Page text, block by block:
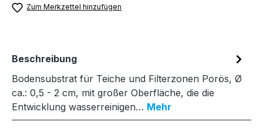
Zum Merkzettel hinzufügen
Beschreibung
Bodensubstrat für Teiche und Filterzonen Porös, Ø
ca.: 0,5 - 2 cm, mit großer Oberfläche, die die
Entwicklung wasserreinigen… Mehr